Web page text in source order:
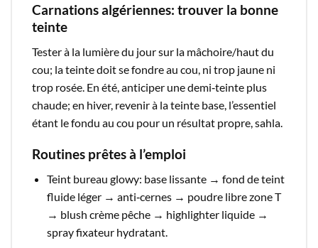
Carnations algériennes: trouver la bonne
teinte
Tester à la lumière du jour sur la mâchoire/haut du
cou; la teinte doit se fondre au cou, ni trop jaune ni
trop rosée. En été, anticiper une demi‑teinte plus
chaude; en hiver, revenir à la teinte base, l’essentiel
étant le fondu au cou pour un résultat propre, sahla.​
Routines prêtes à l’emploi
Teint bureau glowy: base lissante → fond de teint
fluide léger → anti‑cernes → poudre libre zone T
→ blush crème pêche → highlighter liquide →
spray fixateur hydratant.​